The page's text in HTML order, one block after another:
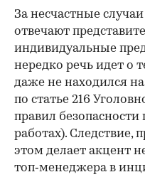
За несчастные
отвечают
индивидуальные
нередко речь идет о
даже не находился
по статье 216
правил
работах). Следствие,
этом делает акцент
топ‑менеджера в